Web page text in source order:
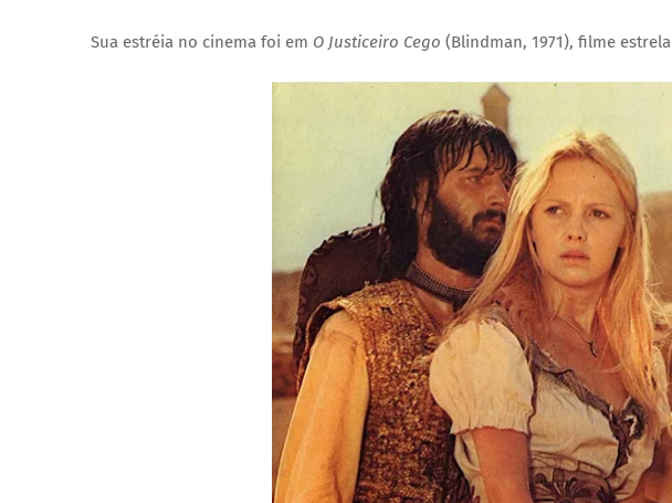
Sua estréia no cinema foi em O Justiceiro Cego (Blindman, 1971), filme